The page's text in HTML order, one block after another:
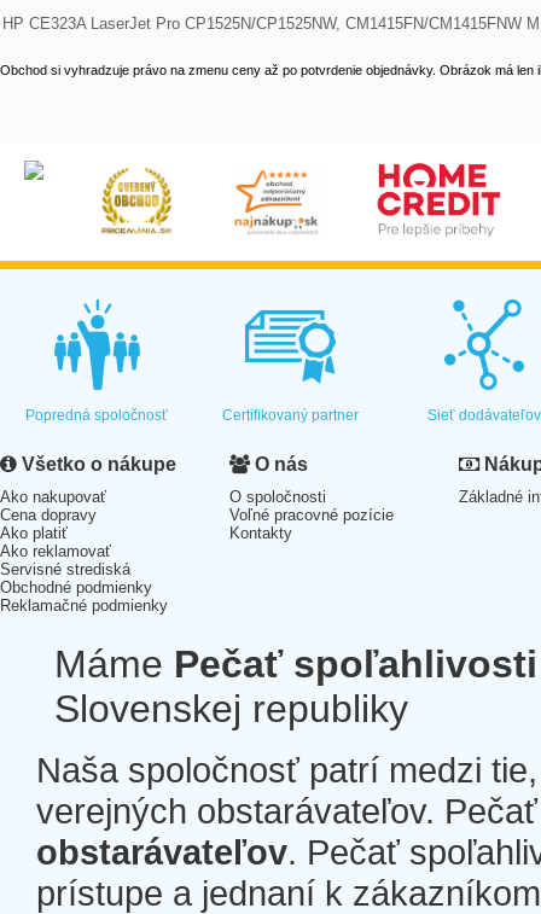
HP CE323A LaserJet Pro CP1525N/CP1525NW, CM1415FN/CM1415FNW
Obchod si vyhradzuje právo na zmenu ceny až po potvrdenie objednávky. Obrázok má len
Popredná spoločnosť Certifikovaný partner Sieť dodávateľov
Všetko o nákupe
Ako nakupovať
Cena dopravy
Ako platiť
Ako reklamovať
Servisné strediská
Obchodné podmienky
Reklamačné podmienky
O nás
O spoločnosti
Voľné pracovné pozície
Kontakty
Základné
Máme Pečať spoľahlivosti
Slovenskej republiky
Naša spoločnosť patrí medzi
verejných obstarávateľov.
obstarávateľov. Pečať
prístupe a jednaní k